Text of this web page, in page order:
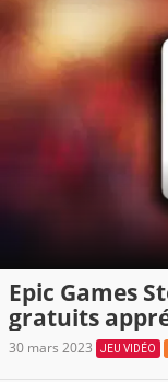
Epic Games
gratuits
30 mars 2023 JEU VIDÉO